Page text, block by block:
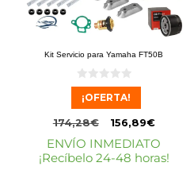
Kit Servicio para Yamaha FT50B
0
e
¡OFERTA!
174,28€ 156,89€
ENVÍO INMEDIATO
¡Recíbelo 24-48 horas!